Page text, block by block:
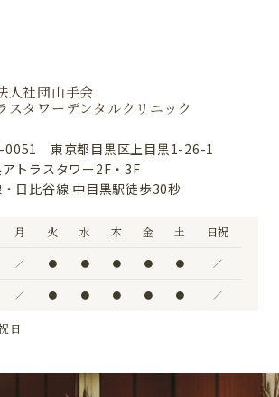
人社団山手会
スタワーデンタルクリニック
0051 東京都目黒区上目黒1-26-1
トラスタワー2F・3F
日比谷線 中目黒駅徒歩30秒
月 火 水 木 金 土 日祝
／ ● ● ● ● ● ／
／ ● ● ● ● ● ／
日